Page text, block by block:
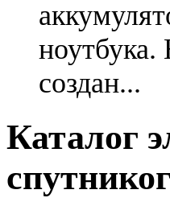
ноутбука.
создан...
Каталог